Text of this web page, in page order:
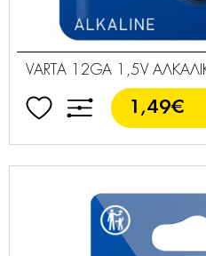
VARTA 12GA 1,5V
1,49€